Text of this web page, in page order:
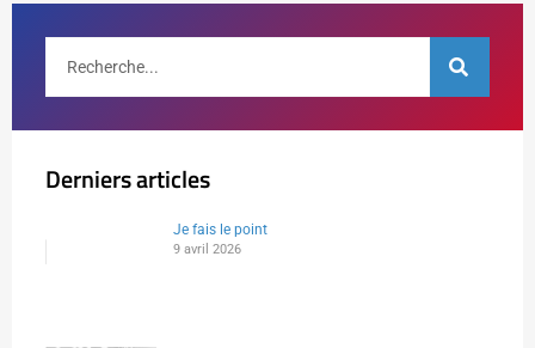
Derniers articles
Je fais le point
9 avril 2026